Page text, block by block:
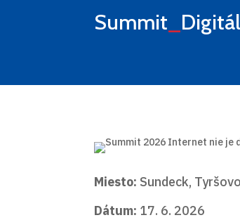
Summit
Miesto: Sundeck,
Dátum: 17. 6. 2026